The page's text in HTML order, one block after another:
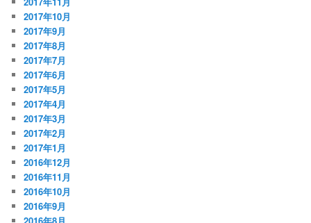
2017年10月
2017年9月
2017年8月
2017年7月
2017年6月
2017年5月
2017年4月
2017年3月
2017年2月
2017年1月
2016年12月
2016年11月
2016年10月
2016年9月